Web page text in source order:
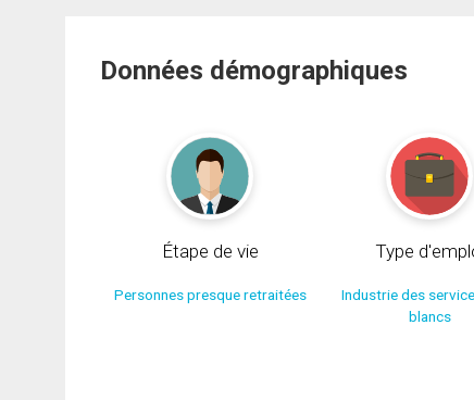
Données démographiques
Étape de vie
Personnes presque retraitées
Type
Industrie des
blancs